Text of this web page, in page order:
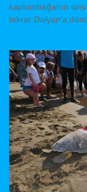
kaplumbağanın
tekrar Dalyan’a